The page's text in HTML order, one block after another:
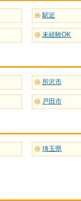
駅近
未経験OK
所沢市
戸田市
埼玉県